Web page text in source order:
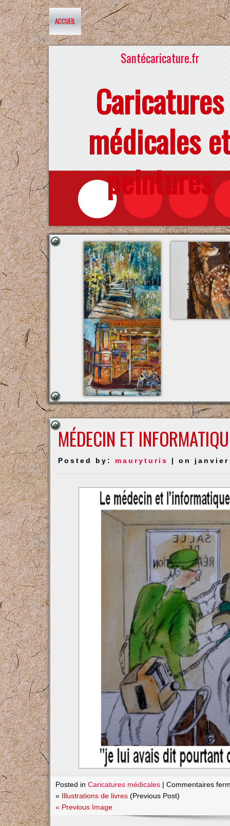
ACCUEIL
Santécaricature.fr
Caricatures
médicales
peintures
MÉDECIN ET
Posted by: mauryturis | on janvier
Posted inCaricatures médicales |Commentaires
« Illustrations de livres (Previous Post)
« Previous Image